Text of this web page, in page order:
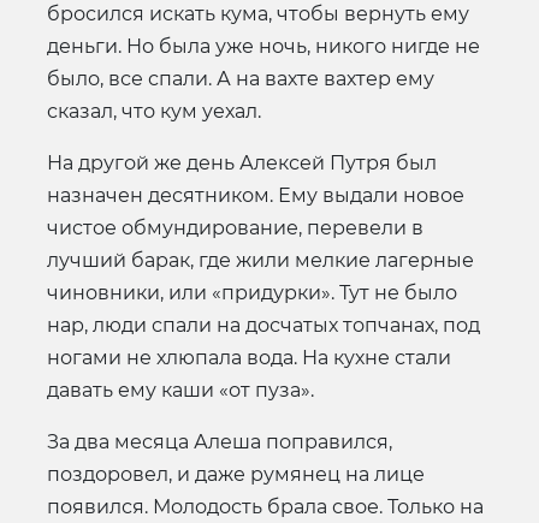
бросился искать кума, чтобы вернуть ему
деньги. Но была уже ночь, никого нигде не
было, все спали. А на вахте вахтер ему
сказал, что кум уехал.
На другой же день Алексей Путря был
назначен десятником. Ему выдали новое
чистое обмундирование, перевели в
лучший барак, где жили мелкие лагерные
чиновники, или «придурки». Тут не было
нар, люди спали на досчатых топчанах, под
ногами не хлюпала вода. На кухне стали
давать ему каши «от пуза».
За два месяца Алеша поправился,
поздоровел, и даже румянец на лице
появился. Молодость брала свое. Только на